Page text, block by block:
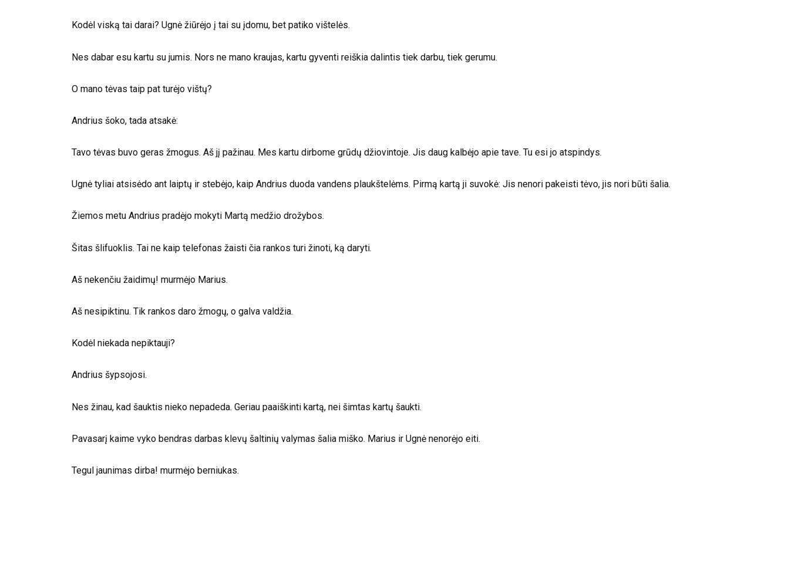
Kodėl viską tai darai? Ugnė žiūrėjo į tai su įdomu, bet patiko vištelės.
Nes dabar esu kartu su jumis. Nors ne mano kraujas, kartu gyventi reiškia dalintis tiek darbu, tiek gerumu.
O mano tėvas taip pat turėjo vištų?
Andrius šoko, tada atsakė:
Tavo tėvas buvo geras žmogus. Aš jį pažinau. Mes kartu dirbome grūdų džiovintoje. Jis daug kalbėjo apie tave. Tu esi jo atspindys.
Ugnė tyliai atsisėdo ant laiptų ir stebėjo, kaip Andrius duoda vandens plaukštelėms. Pirmą kartą ji suvokė: Jis nenori pakeisti tėvo, jis nori būti šalia.
Žiemos metu Andrius pradėjo mokyti Martą medžio drožybos.
Šitas šlifuoklis. Tai ne kaip telefonas žaisti čia rankos turi žinoti, ką daryti.
Aš nekenčiu žaidimų! murmėjo Marius.
Aš nesipiktinu. Tik rankos daro žmogų, o galva valdžia.
Kodėl niekada nepiktauji?
Andrius šypsojosi.
Nes žinau, kad šauktis nieko nepadeda. Geriau paaiškinti kartą, nei šimtas kartų šaukti.
Pavasarį kaime vyko bendras darbas klevų šaltinių valymas šalia miško. Marius ir Ugnė nenorėjo eiti.
Tegul jaunimas dirba! murmėjo berniukas.